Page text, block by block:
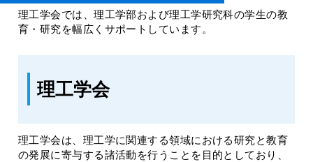
理工学会では、理工学部および理工学研究科の学生の教
育・研究を幅広くサポートしています。
理工学会
理工学会は、理工学に関連する領域における研究と教育
の発展に寄与する諸活動を行うことを目的としており、